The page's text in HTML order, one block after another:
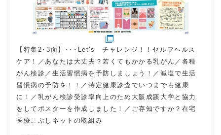
【特集2･3面】･･･Let's チャレンジ！！セルフヘルス
ケア！／あなたは大丈夫？若くてもかかる乳がん／各種
がん検診／生活習慣病を予防しましょう！／減塩で生活
習慣病の予防を！！／特定健康診査でいつまでも健康
に！／乳がん検診受診率向上のため大阪成蹊大学と協力
をしてポスターを作成しました！／ご存知ですか？在宅
医療こぶしネットの取組み